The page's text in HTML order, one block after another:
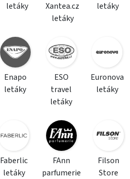
letáky
Xantea.cz
letáky
letáky
Enapo
letáky
ESO
travel
letáky
Euronova
letáky
Faberlic
letáky
FAnn
parfumerie
Filson
Store